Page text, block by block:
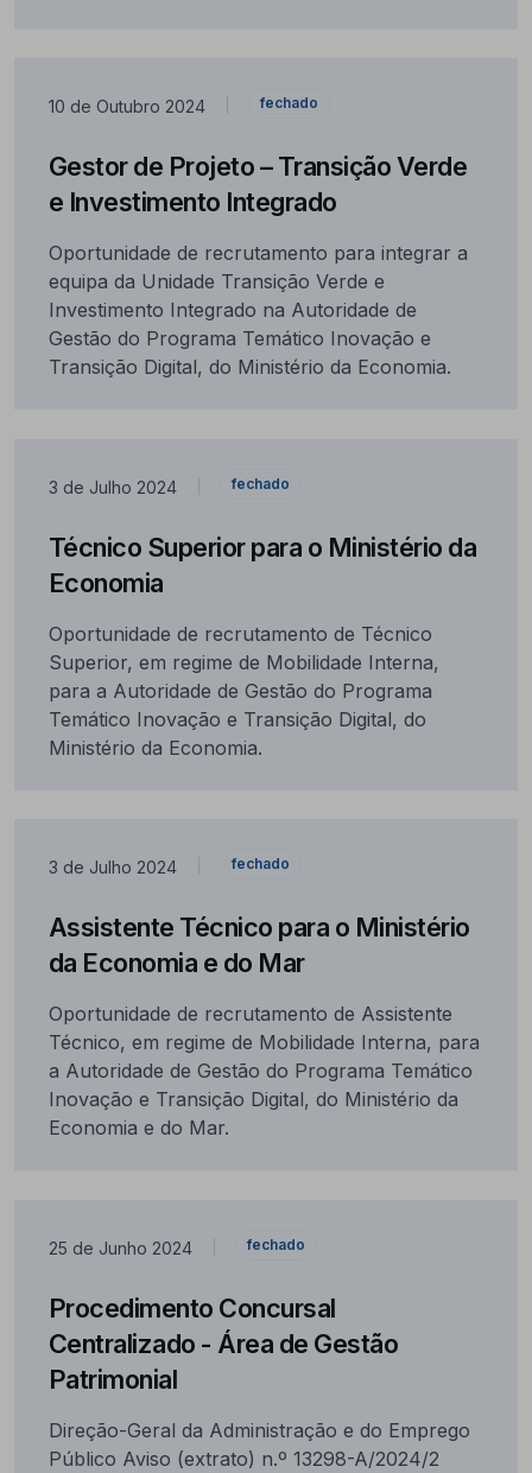
10 de Outubro 2024 fechado
Gestor de Projeto – Transição Verde
e Investimento Integrado
Oportunidade de recrutamento para integrar a
equipa da Unidade Transição Verde e
Investimento Integrado na Autoridade de
Gestão do Programa Temático Inovação e
Transição Digital, do Ministério da Economia.
3 de Julho 2024 fechado
Técnico Superior para o Ministério da
Economia
Oportunidade de recrutamento de Técnico
Superior, em regime de Mobilidade Interna,
para a Autoridade de Gestão do Programa
Temático Inovação e Transição Digital, do
Ministério da Economia.
3 de Julho 2024 fechado
Assistente Técnico para o Ministério
da Economia e do Mar
Oportunidade de recrutamento de Assistente
Técnico, em regime de Mobilidade Interna, para
a Autoridade de Gestão do Programa Temático
Inovação e Transição Digital, do Ministério da
Economia e do Mar.
25 de Junho 2024 fechado
Procedimento Concursal
Centralizado - Área de Gestão
Patrimonial
Direção-Geral da Administração e do Emprego
Público Aviso (extrato) n.º 13298-A/2024/2